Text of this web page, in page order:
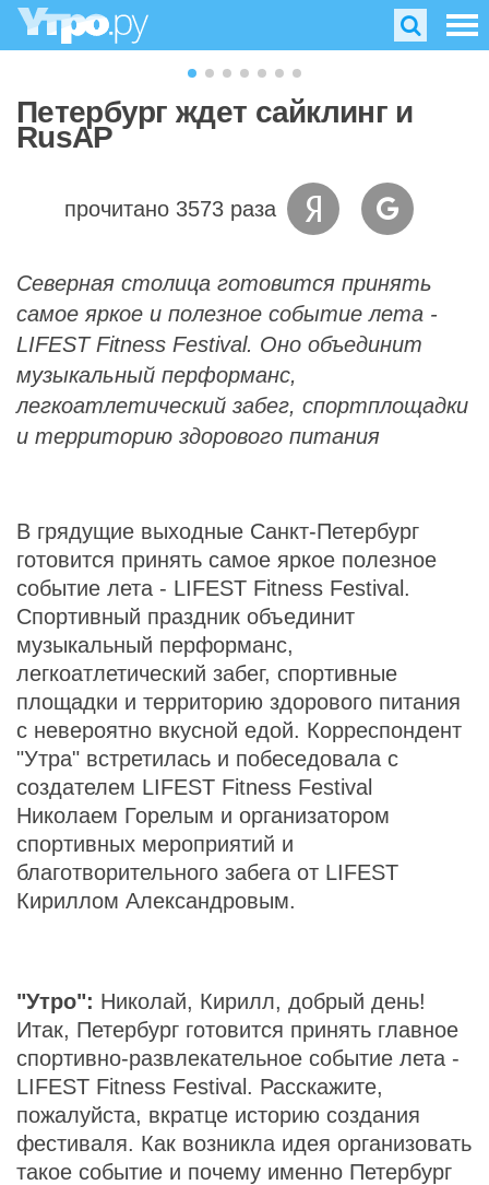
Петербург ждет сайклинг и
RusAP
прочитано 3573 раза
Северная столица готовится принять
самое яркое и полезное событие лета -
LIFEST Fitness Festival. Оно объединит
музыкальный перформанс,
легкоатлетический забег, спортплощадки
и территорию здорового питания
В грядущие выходные Санкт-Петербург
готовится принять самое яркое полезное
событие лета - LIFEST Fitness Festival.
Спортивный праздник объединит
музыкальный перформанс,
легкоатлетический забег, спортивные
площадки и территорию здорового питания
с невероятно вкусной едой. Корреспондент
"Утра" встретилась и побеседовала с
создателем LIFEST Fitness Festival
Николаем Горелым и организатором
спортивных мероприятий и
благотворительного забега от LIFEST
Кириллом Александровым.
"Утро": Николай, Кирилл, добрый день!
Итак, Петербург готовится принять главное
спортивно-развлекательное событие лета -
LIFEST Fitness Festival. Расскажите,
пожалуйста, вкратце историю создания
фестиваля. Как возникла идея организовать
такое событие и почему именно Петербург